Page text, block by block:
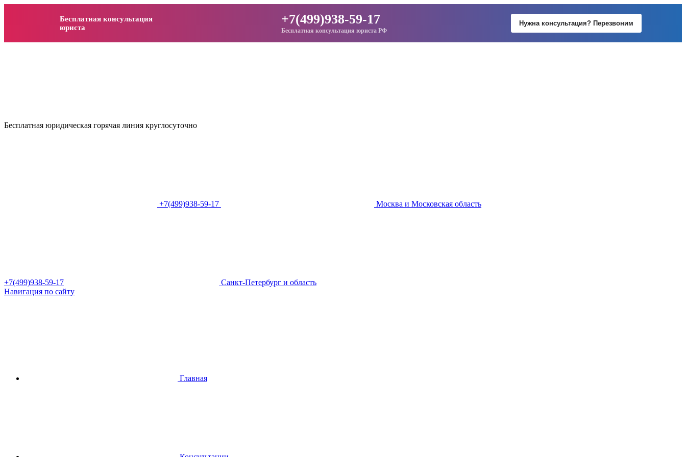
Бесплатная консультация
юриста
+7(499)938-59-17
Бесплатная консультация юриста РФ
Нужна консультация? Перезвоним
Бесплатная юридическая горячая линия круглосуточно
+7(499)938-59-17 Москва и Московская область
+7(499)938-59-17
Санкт-Петербург и область
Навигация по сайту
Главная